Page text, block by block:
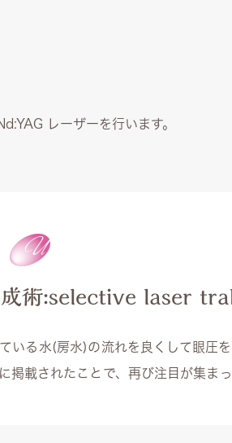
レーザーを行います。
成術:selective laser
る水(房水)の流れを良くして眼圧
載されたことで、再び注目が集ま